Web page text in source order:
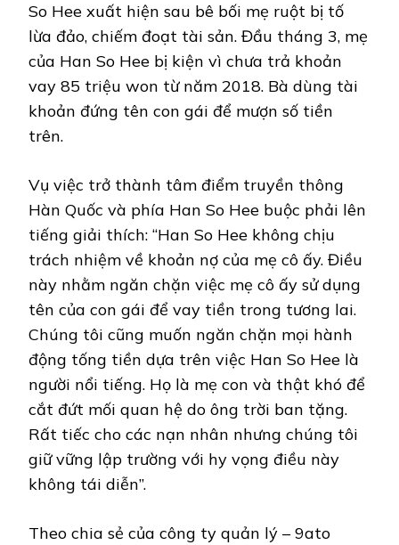
So Hee xuất hiện sau bê bối mẹ ruột bị tố
lừa đảo, chiếm đoạt tài sản. Đầu tháng 3, mẹ
của Han So Hee bị kiện vì chưa trả khoản
vay 85 triệu won từ năm 2018. Bà dùng tài
khoản đứng tên con gái để mượn số tiền
trên.
Vụ việc trở thành tâm điểm truyền thông
Hàn Quốc và phía Han So Hee buộc phải lên
tiếng giải thích: “Han So Hee không chịu
trách nhiệm về khoản nợ của mẹ cô ấy. Điều
này nhằm ngăn chặn việc mẹ cô ấy sử dụng
tên của con gái để vay tiền trong tương lai.
Chúng tôi cũng muốn ngăn chặn mọi hành
động tống tiền dựa trên việc Han So Hee là
người nổi tiếng. Họ là mẹ con và thật khó để
cắt đứt mối quan hệ do ông trời ban tặng.
Rất tiếc cho các nạn nhân nhưng chúng tôi
giữ vững lập trường với hy vọng điều này
không tái diễn”.
Theo chia sẻ của công ty quản lý – 9ato